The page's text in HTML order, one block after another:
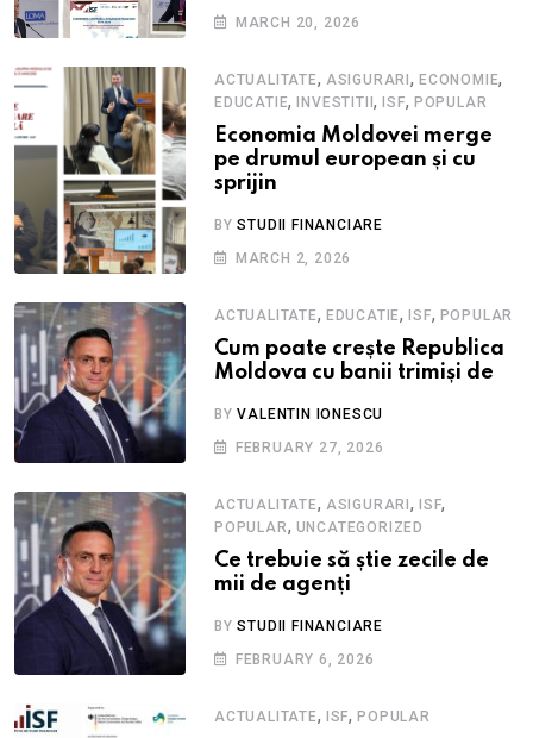
MARCH 20, 2026
ACTUALITATE, ASIGURARI,ECONOMIE,
EDUCATIE, INVESTITII, ISF, POPULAR
Economia Moldovei merge
pe drumul european și cu
sprijin
BYSTUDII FINANCIARE
MARCH 2, 2026
ACTUALITATE, EDUCATIE, ISF, POPULAR
Cum poate crește Republica
Moldova cu banii trimiși de
BYVALENTIN IONESCU
FEBRUARY 27, 2026
ACTUALITATE, ASIGURARI, ISF,
POPULAR, UNCATEGORIZED
Ce trebuie să știe zecile de
mii de agenți
BYSTUDII FINANCIARE
FEBRUARY 6, 2026
ACTUALITATE, ISF,POPULAR